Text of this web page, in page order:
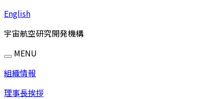
English
宇宙航空研究開発機構
MENU
組織情報
理事長挨拶